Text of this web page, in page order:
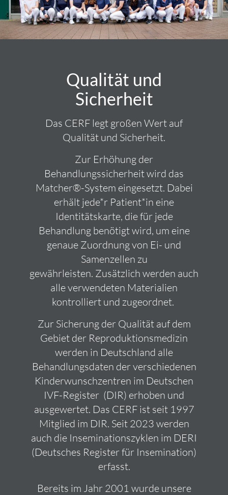
Qualität und
Sicherheit
Das CERF legt großen Wert auf
Qualität und Sicherheit.
Zur Erhöhung der
Behandlungssicherheit wird das
Matcher®-System eingesetzt. Dabei
erhält jede*r Patient*in eine
Identitätskarte, die für jede
Behandlung benötigt wird, um eine
genaue Zuordnung von Ei- und
Samenzellen zu
gewährleisten. Zusätzlich werden auch
alle verwendeten Materialien
kontrolliert und zugeordnet.
Zur Sicherung der Qualität auf dem
Gebiet der Reproduktionsmedizin
werden in Deutschland alle
Behandlungsdaten der verschiedenen
Kinderwunschzentren im Deutschen
IVF-Register (DIR) erhoben und
ausgewertet. Das CERF ist seit 1997
Mitglied im DIR. Seit 2023 werden
auch die Inseminationszyklen im DERI
(Deutsches Register für Insemination)
erfasst.
Bereits im Jahr 2001 wurde unsere